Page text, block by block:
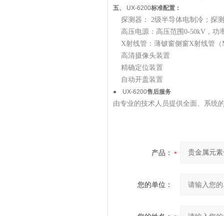
五、 UX-6200标准配置：
探测器： 2级半导体电制冷；探
高压电源：高压范围0-50kV，功
X射线管：薄铍窗侧窗X射线管（
高清摄像头装置
精确定位装置
自动开盖装置
● UX-6200售后服务
由专业的技术人员提供全面、系统
产品：
您的单位：